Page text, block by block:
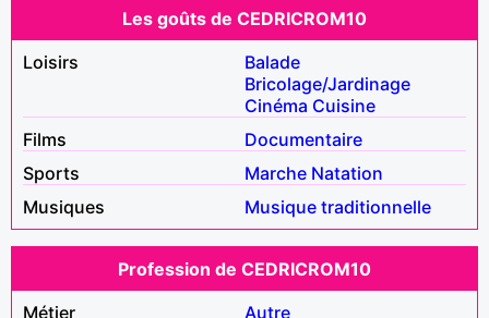
Les goûts de CEDRICROM10
Loisirs
Balade
Bricolage/Jardinage
Cinéma Cuisine
Films
Documentaire
Sports
Marche Natation
Musiques
Musique traditionnelle
Profession de CEDRICROM10
Métier
Autre